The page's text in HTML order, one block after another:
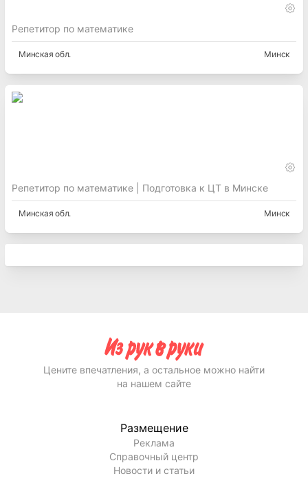
Репетитор по математике
Минская обл. Минск
Репетитор по математике | Подготовка к ЦТ в Минске
Минская обл. Минск
Цените впечатления, а остальное можно найти
на нашем сайте
Размещение
Реклама
Справочный центр
Новости и статьи